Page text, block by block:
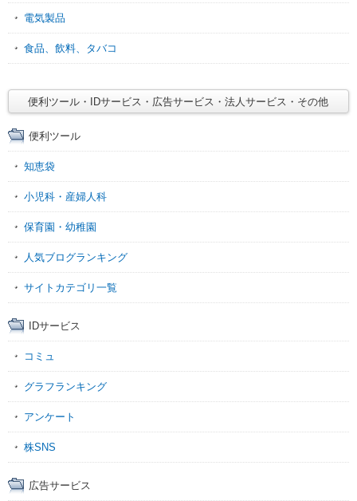
電気製品
食品、飲料、タバコ
便利ツール・IDサービス・広告サービス・法人サービス・その他
便利ツール
知恵袋
小児科・産婦人科
保育園・幼稚園
人気ブログランキング
サイトカテゴリ一覧
IDサービス
コミュ
グラフランキング
アンケート
株SNS
広告サービス